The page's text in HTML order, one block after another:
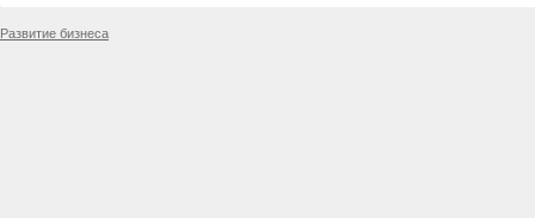
Развитие бизнеса